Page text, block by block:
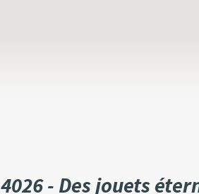
4026 - Des jouets